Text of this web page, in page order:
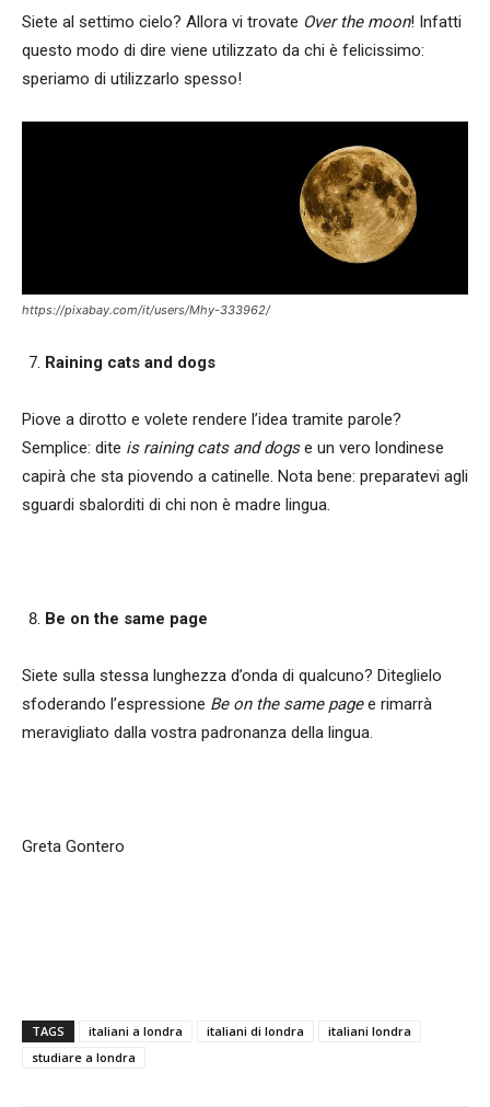
Siete al settimo cielo? Allora vi trovate Over the moon! Infatti
questo modo di dire viene utilizzato da chi è felicissimo:
speriamo di utilizzarlo spesso!
https://pixabay.com/it/users/Mhy-333962/
Raining cats and dogs
Piove a dirotto e volete rendere l’idea tramite parole?
Semplice: dite is raining cats and dogse un vero londinese
capirà che sta piovendo a catinelle. Nota bene: preparatevi agli
sguardi sbalorditi di chi non è madre lingua.
Be on the same page
Siete sulla stessa lunghezza d’onda di qualcuno? Diteglielo
sfoderando l’espressione Be on the same pagee rimarrà
meravigliato dalla vostra padronanza della lingua.
Greta Gontero
TAGS italiani a londra italiani di londra
italiani londra
studiare a londra